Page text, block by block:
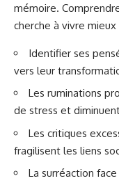
mémoire.
cherche à vivre
Identifier ses
vers leur
Les ruminations
de stress et
Les critiques
fragilisent les liens
La surréaction